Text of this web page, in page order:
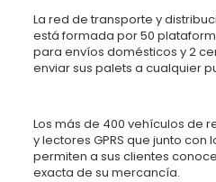
La red de transporte y
está formada por 50
para envíos domésticos y 2
enviar sus palets a cualquier
Los más de 400 vehículos de
y lectores GPRS que junto
permiten a sus clientes
exacta de su mercancía.